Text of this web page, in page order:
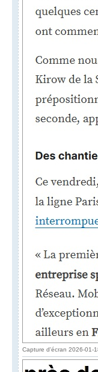
Capture d'écran 2026-01-